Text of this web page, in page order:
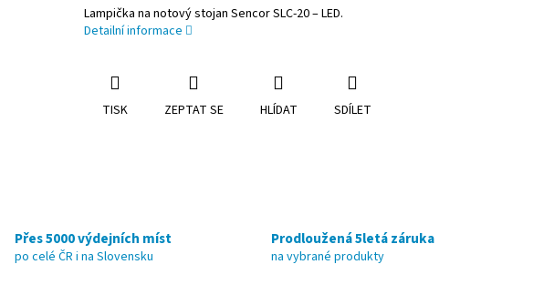
Lampička na notový stojan Sencor SLC-20 – LED.
Detailní informace
TISK ZEPTAT SE HLÍDAT SDÍLET
Přes 5000 výdejních míst
po celé ČR i na Slovensku
Prodloužená 5letá záruka
na vybrané produkty